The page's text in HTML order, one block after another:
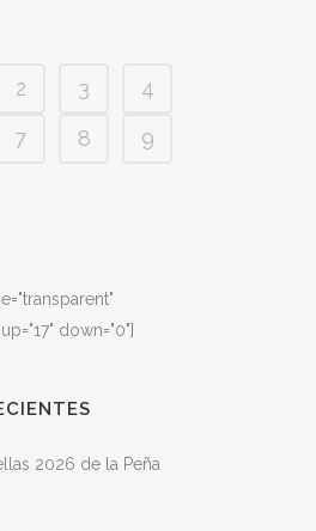
2 3
4
7 8
9
down="0"]
2026 de la Peña